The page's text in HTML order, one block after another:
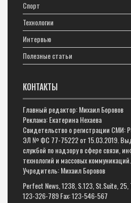
Спорт
Технологии
Интервью
Полезные статьи
КОНТАКТЫ
Главный редактор: Михаил Боровов
Реклама: Екатерина Нехаева
Свидетельство о регистрации СМИ:
ЭЛ № ФС 77-75222 от 15.03.2019.
службой по надзору в сфере связи,
технологий и массовых коммуникаций.
Учредитель: Михаил Боровов
Perfect News, 1238, S.123, St.Suite, 25,
123-326-789 Fax: 123-546-567